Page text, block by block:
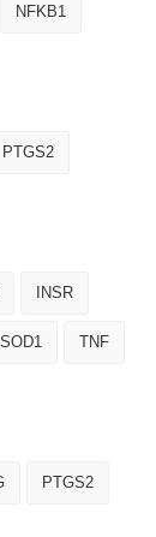
NFKB1
PTGS2
INSR
SOD1 TNF
PTGS2